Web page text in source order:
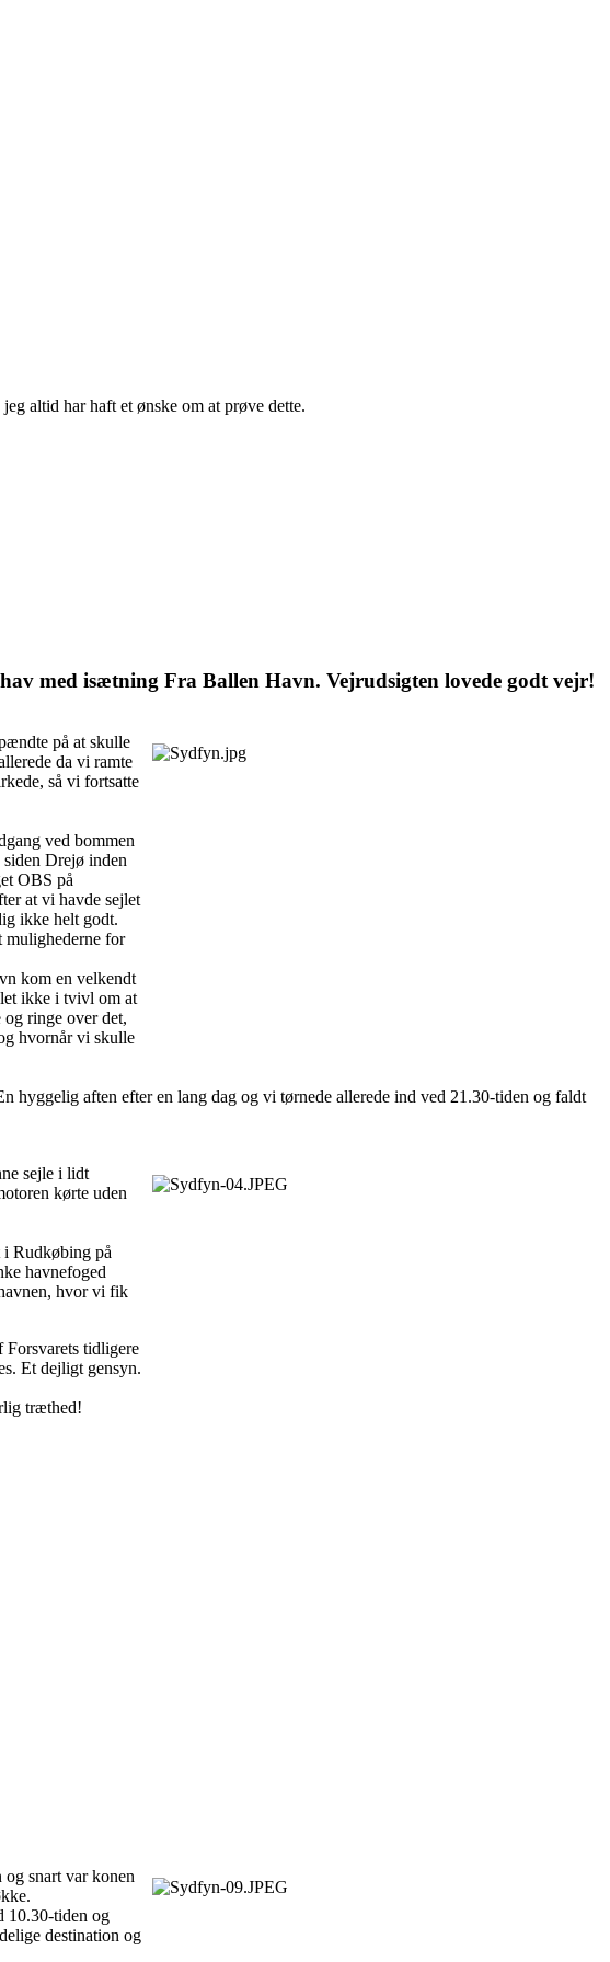
altid har haft et ønske om at prøve dette.
med isætning Fra Ballen Havn. Vejrudsigten lovede godt vejr!
på at skulle
da vi ramte
så vi fortsatte
ved bommen
Drejø inden
OBS på
at vi havde sejlet
ikke helt godt.
mulighederne for
kom en velkendt
ikke i tvivl om at
ringe over det,
hvornår vi skulle
hyggelig aften efter en lang dag og vi tørnede allerede ind ved 21.30-tiden og faldt
sejle i lidt
kørte uden
Rudkøbing på
havnefoged
hvor vi fik
Forsvarets tidligere
Et dejligt gensyn.
træthed!
snart var konen
10.30-tiden og
destination og